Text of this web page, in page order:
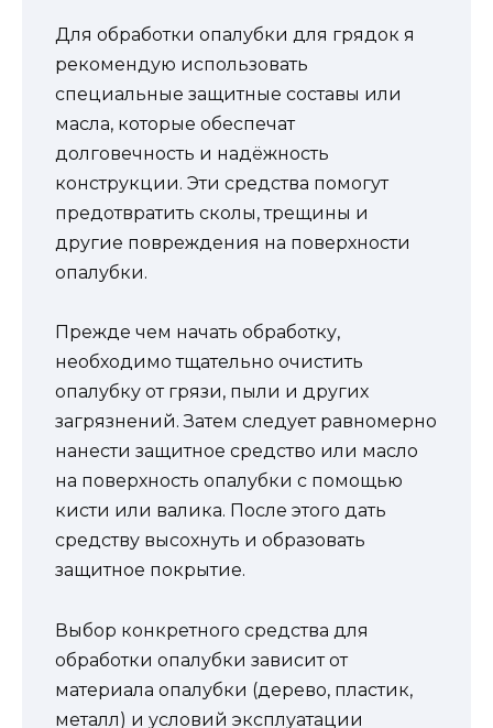
Для обработки опалубки для грядок я
рекомендую использовать
специальные защитные составы или
масла, которые обеспечат
долговечность и надёжность
конструкции. Эти средства помогут
предотвратить сколы, трещины и
другие повреждения на поверхности
опалубки.
Прежде чем начать обработку,
необходимо тщательно очистить
опалубку от грязи, пыли и других
загрязнений. Затем следует равномерно
нанести защитное средство или масло
на поверхность опалубки с помощью
кисти или валика. После этого дать
средству высохнуть и образовать
защитное покрытие.
Выбор конкретного средства для
обработки опалубки зависит от
материала опалубки (дерево, пластик,
металл) и условий эксплуатации